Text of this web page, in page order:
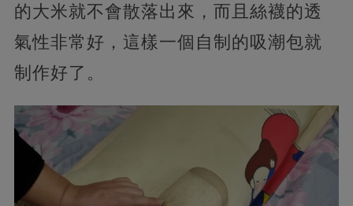
的大米就不會散落出來，而且絲襪的透
氣性非常好，這樣一個自制的吸潮包就
制作好了。